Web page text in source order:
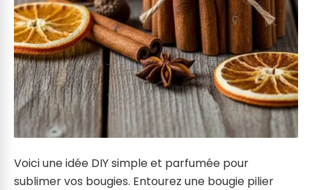
Voici une idée DIY simple et parfumée pour
sublimer vos bougies. Entourez une bougie pilier